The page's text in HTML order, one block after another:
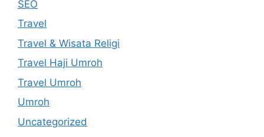
SEO
Travel
Travel & Wisata Religi
Travel Haji Umroh
Travel Umroh
Umroh
Uncategorized